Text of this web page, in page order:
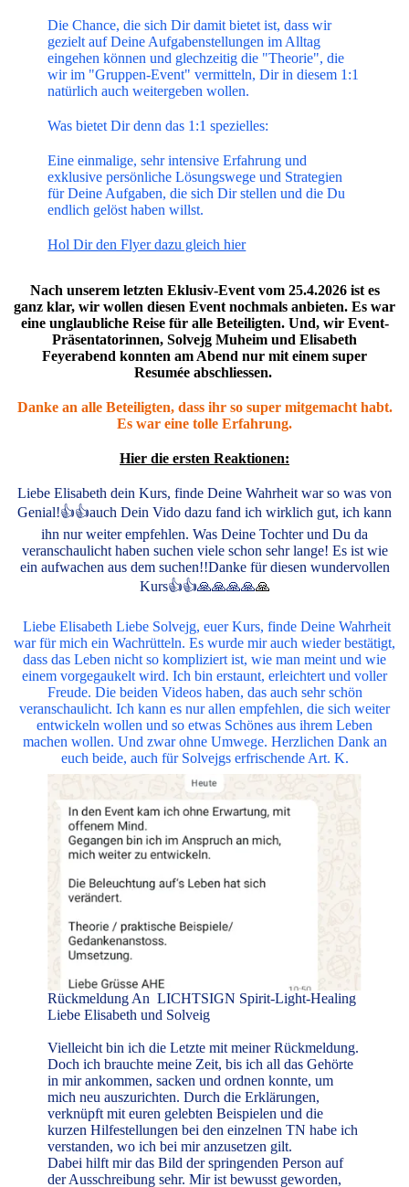
Die Chance, die sich Dir damit bietet ist, dass wir
gezielt auf Deine Aufgabenstellungen im Alltag
eingehen können und glechzeitig die "Theorie", die
wir im "Gruppen-Event" vermitteln, Dir in diesem 1:1
natürlich auch weitergeben wollen.
Was bietet Dir denn das 1:1 spezielles:
Eine einmalige, sehr intensive Erfahrung und
exklusive persönliche Lösungswege und Strategien
für Deine Aufgaben, die sich Dir stellen und die Du
endlich gelöst haben willst.
Hol Dir den Flyer dazu gleich hier
Nach unserem letzten Eklusiv-Event vom 25.4.2026 ist es
ganz klar, wir wollen diesen Event nochmals anbieten. Es war
eine unglaubliche Reise für alle Beteiligten. Und, wir Event-
Präsentatorinnen, Solvejg Muheim und Elisabeth
Feyerabend konnten am Abend nur mit einem super
Resumée abschliessen.
Danke an alle Beteiligten, dass ihr so super mitgemacht habt.
Es war eine tolle Erfahrung.
Hier die ersten Reaktionen:
Liebe Elisabeth dein Kurs, finde Deine Wahrheit war so was von
Genial!👍👍auch Dein Vido dazu fand ich wirklich gut, ich kann
ihn nur weiter empfehlen. Was Deine Tochter und Du da
veranschaulicht haben suchen viele schon sehr lange! Es ist wie
ein aufwachen aus dem suchen!!Danke für diesen wundervollen
Kurs👍👍🙏🙏🙏🙏🙏
Liebe Elisabeth Liebe Solvejg, euer Kurs, finde Deine Wahrheit
war für mich ein Wachrütteln. Es wurde mir auch wieder bestätigt,
dass das Leben nicht so kompliziert ist, wie man meint und wie
einem vorgegaukelt wird. Ich bin erstaunt, erleichtert und voller
Freude. Die beiden Videos haben, das auch sehr schön
veranschaulicht. Ich kann es nur allen empfehlen, die sich weiter
entwickeln wollen und so etwas Schönes aus ihrem Leben
machen wollen. Und zwar ohne Umwege. Herzlichen Dank an
euch beide, auch für Solvejgs erfrischende Art. K.
Rückmeldung An LICHTSIGN Spirit-Light-Healing
Liebe Elisabeth und Solveig
Vielleicht bin ich die Letzte mit meiner Rückmeldung.
Doch ich brauchte meine Zeit, bis ich alldas Gehörte
in mir ankommen, sacken und ordnen konnte, um
mich neu auszurichten. Durch dieErklärungen,
verknüpft mit euren gelebten Beispielen und die
kurzen Hilfestellungen bei deneinzelnen TN habe ich
verstanden, wo ich bei mir anzusetzen gilt.
Dabei hilft mir das Bild der springenden Person auf
der Ausschreibung sehr. Mir ist bewusst geworden,